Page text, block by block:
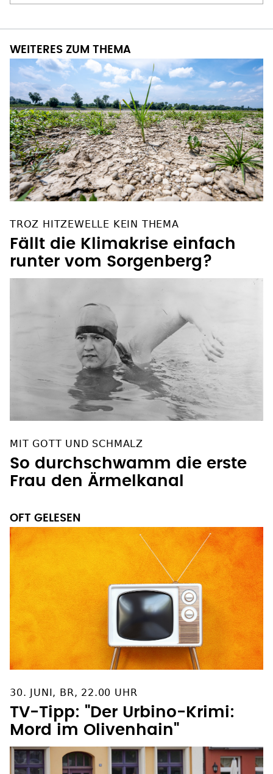
WEITERES ZUM THEMA
TROZ HITZEWELLE KEIN THEMA
Fällt die Klimakrise einfach
runter vom Sorgenberg?
MIT GOTT UND SCHMALZ
So durchschwamm die erste
Frau den Ärmelkanal
OFT GELESEN
30. JUNI, BR, 22.00 UHR
TV-Tipp: "Der Urbino-Krimi:
Mord im Olivenhain"